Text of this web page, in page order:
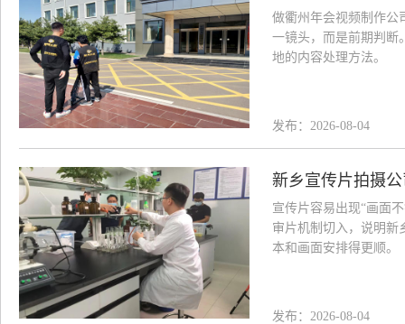
做衢州年会视频制作公
一镜头，而是前期判断
地的内容处理方法。
发布：2026-08-04
新乡宣传片拍摄
宣传片容易出现“画面
审片机制切入，说明新
本和画面安排得更顺。
发布：2026-08-04